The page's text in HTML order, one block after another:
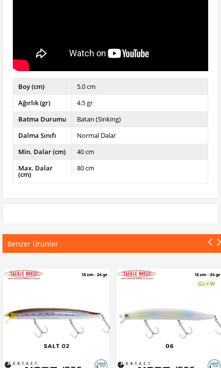
Boy (cm)
5.0 cm
Ağırlık (gr)
4.5 gr
Batma Durumu
Batan (Sinking)
Dalma Sınıfı
Normal Dalar
Min. Dalar (cm)
40 cm
Max. Dalar
(cm)
80 cm
Benzer Ürünler